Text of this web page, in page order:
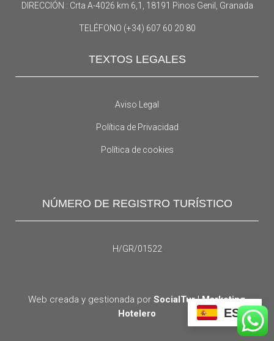
DIRECCIÓN : Crta A-4026 km 6,1, 18191 Pinos Genil, Granada
TELÉFONO (+34) 607 60 20 80
TEXTOS LEGALES
Aviso Legal
Política de Privacidad
Política de cookies
NÚMERO DE REGISTRO TURÍSTICO
H/GR/01522
Web creada y gestionada porSocialTur | Marketing
Hotelero
ES